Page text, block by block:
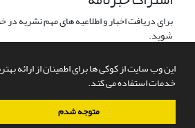
این وب سایت از کوکی ها برای اطمینان از ارائه
خدمات استفاده می کند.
متوجه شدم
برای دریافت اخبار و اطلاعیه های مهم نشریه
شوید.
سامانه مدیریت نشریات علمی.طراحی و پیاده